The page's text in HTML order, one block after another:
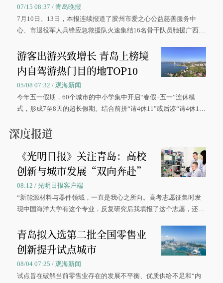
07/15 08:37 / 青岛晚报
7月10日、13日，本报连续报道了胶州市爱之心公益慈善服务中
心、市退役军人兵锋应急救援队火速集结16名骨干队员驰援广西灾
游客出游兴致增长 青岛上榜境
内自驾游热门目的地TOP10
05/08 07:32 / 观海新闻
今年五一假期，60个城市的中小学集中开启“春假+五一”连休模
式，形成7至8天的超长假期。结合前拼“请4休11”或后凑“请4休1
深度报道
《光明日报》关注青岛：高校
创新与城市发展“双向奔赴”
08:12 / 光明日报客户端
“新能源材料与器件领域，一直是我心之所向。高考志愿征集时发
现中国海洋大学有这个专业，反复研究后我填报了这个志愿，还真
大学材料科学与工程学院材料类专业的录取通知书。
青岛拟入选第二批全国零售业
创新提升试点城市
08/04 07:25 / 观海新闻
试点旨在破解当前零售业存在的发展不平衡、优质供给不足和“内